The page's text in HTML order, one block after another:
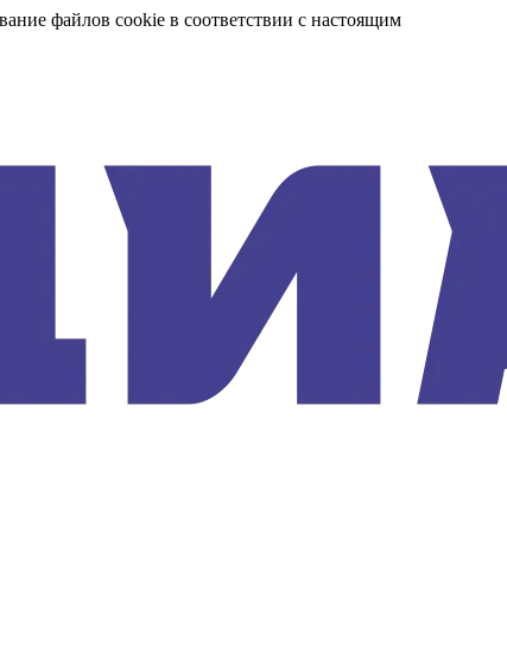
файлов cookie в соответствии с настоящим